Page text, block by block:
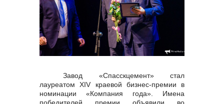
контакты отдела закупок
Контакты
Завод «Спасскцемент» стал
лауреатом XIV краевой бизнес-премии в
номинации «Компания года». Имена